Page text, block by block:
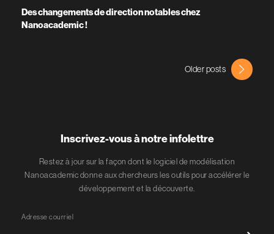
Des changements de direction notables chez
Nanoacademic !
Older posts
Inscrivez-vous à notre infolettre
Restez à jour sur la façon dont le logiciel de modélisation
Nanoacademic donne aux chercheurs les outils pour accélérer le
développement et la découverte.